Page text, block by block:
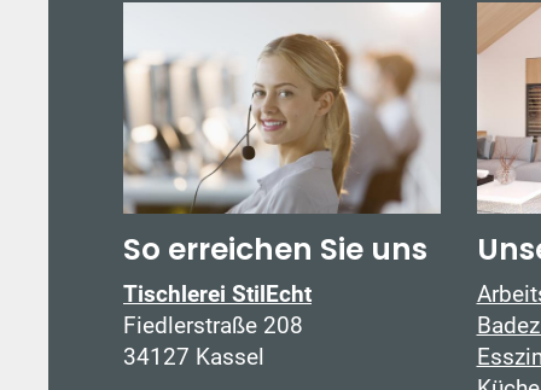
So erreichen Sie uns
Tischlerei StilEcht
Fiedlerstraße 208
34127 Kassel